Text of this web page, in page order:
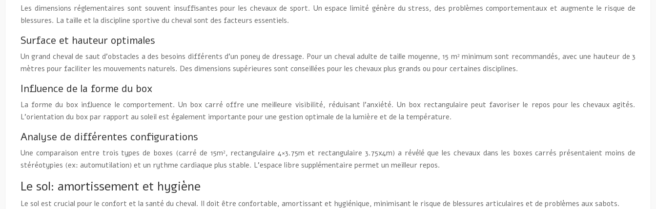
Les dimensions réglementaires sont souvent insuffisantes pour les chevaux de sport. Un espace limité génère du stress, des problèmes comportementaux et augmente le risque de
blessures. La taille et la discipline sportive du cheval sont des facteurs essentiels.
Surface et hauteur optimales
Un grand cheval de saut d’obstacles a des besoins différents d’un poney de dressage. Pour un cheval adulte de taille moyenne, 15 m² minimum sont recommandés, avec une hauteur de 3
mètres pour faciliter les mouvements naturels. Des dimensions supérieures sont conseillées pour les chevaux plus grands ou pour certaines disciplines.
Influence de la forme du box
La forme du box influence le comportement. Un box carré offre une meilleure visibilité, réduisant l’anxiété. Un box rectangulaire peut favoriser le repos pour les chevaux agités.
L’orientation du box par rapport au soleil est également importante pour une gestion optimale de la lumière et de la température.
Analyse de différentes configurations
Une comparaison entre trois types de boxes (carré de 15m², rectangulaire 4×3.75m et rectangulaire 3.75x4m) a révélé que les chevaux dans les boxes carrés présentaient moins de
stéréotypies (ex: automutilation) et un rythme cardiaque plus stable. L’espace libre supplémentaire permet un meilleur repos.
Le sol: amortissement et hygiène
Le sol est crucial pour le confort et la santé du cheval. Il doit être confortable, amortissant et hygiénique, minimisant le risque de blessures articulaires et de problèmes aux sabots.